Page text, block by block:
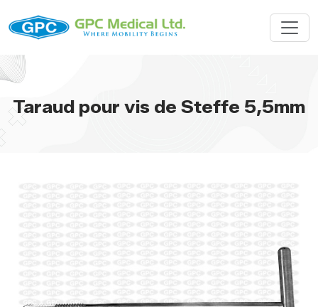
Taraud pour vis de Steffe 5,5mm